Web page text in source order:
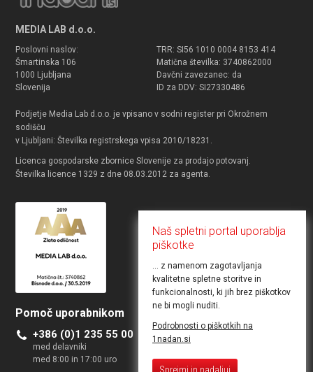
MEDIA LAB d.o.o.
Poslovni naslov:
Šmartinska 106
1000 Ljubljana
Slovenija
TRR: SI56 1010 0004 8153 414
Matična številka: 3740862000
Davčni zavezanec: da
ID za DDV: SI27330486
Podjetje Media Lab d.o.o. je vpisano v sodni register pri Okrožnem
sodišču
v Ljubljani: Številka registrskega vpisa 2010/18231.
Licenca gospodarske zbornice Slovenije za prodajo potovanj.
Številka licence 1329 z dne 08.03.2012 za agenta.
Pomoč uporabnikom
+386 (0)1 235 55 00
med delavniki
med 8:00 in 17:00 uro
Želite objaviti ponudbo
Kontakt za poslovne uporabnike
Naš spletni portal uporablja
piškotke
... z namenom zagotavljanja
kvalitetne spletne storitve in
funkcionalnosti, ki jih brez piškotkov
ne bi mogli nuditi.
Podrobnosti o piškotkih na
1nadan.si